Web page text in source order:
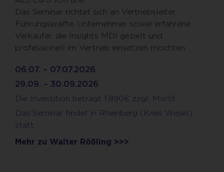
Das Seminar richtet sich an Vertriebsleiter,
Führungskräfte, Unternehmer sowie erfahrene
Verkäufer, die Insights MDI gezielt und
professionell im Vertrieb einsetzen möchten.
06.07. – 07.07.2026
29.09. – 30.09.2026
Die Investition beträgt 1.890€ zzgl. MwSt.
Das Seminar findet in Rheinberg (Kreis Wesel)
statt.
Mehr zu Walter Rößling >>>